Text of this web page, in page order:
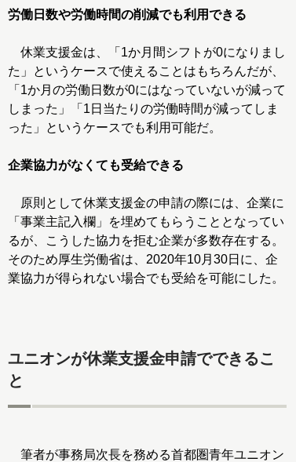
労働日数や労働時間の削減でも利用できる
休業支援金は、「1か月間シフトが0になりまし
た」というケースで使えることはもちろんだが、
「1か月の労働日数が0にはなっていないが減って
しまった」「1日当たりの労働時間が減ってしま
った」というケースでも利用可能だ。
企業協力がなくても受給できる
原則として休業支援金の申請の際には、企業に
「事業主記入欄」を埋めてもらうこととなってい
るが、こうした協力を拒む企業が多数存在する。
そのため厚生労働省は、2020年10月30日に、企
業協力が得られない場合でも受給を可能にした。
ユニオンが休業支援金申請でできるこ
と
筆者が事務局次長を務める首都圏青年ユニオン